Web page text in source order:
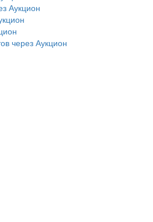
Аукцион
через Аукцион